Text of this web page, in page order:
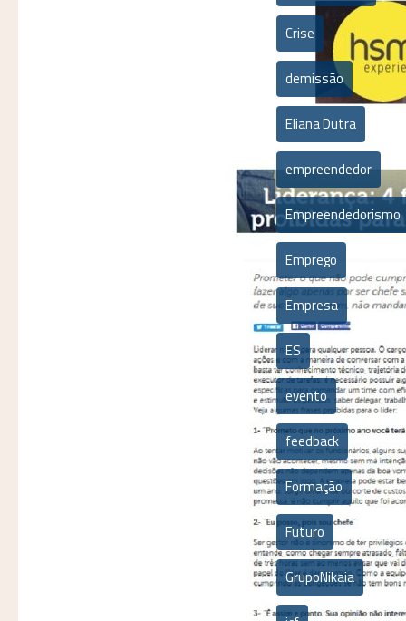
Crise
demissão
Eliana Dutra
empreendedor
Empreendedorismo
Emprego
Empresa
ES
evento
feedback
Formação
Futuro
GrupoNikaia